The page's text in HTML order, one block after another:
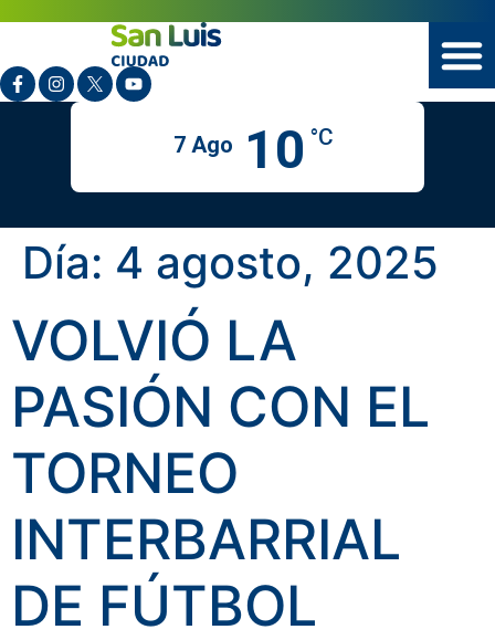
7 Ago 10 °C
Día: 4 agosto, 2025
VOLVIÓ LA
PASIÓN CON EL
TORNEO
INTERBARRIAL
DE FÚTBOL